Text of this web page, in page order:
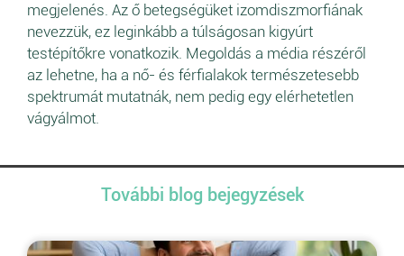
megjelenés. Az ő betegségüket izomdiszmorfiának
nevezzük, ez leginkább a túlságosan kigyúrt
testépítőkre vonatkozik. Megoldás a média részéről
az lehetne, ha a nő- és férfialakok természetesebb
spektrumát mutatnák, nem pedig egy elérhetetlen
vágyálmot.
További blog bejegyzések